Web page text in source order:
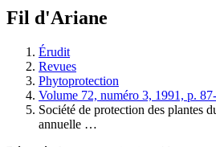
Fil d'Ariane
Érudit
Revues
Phytoprotection
Volume 72, numéro 3, 1991, p.
Société de protection des plantes
annuelle …